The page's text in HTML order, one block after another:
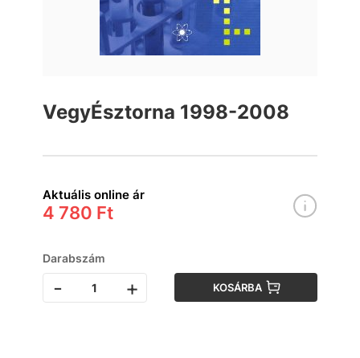
VegyÉsztorna 1998-2008
Aktuális online ár
4 780 Ft
Darabszám
- + KOSÁRBA